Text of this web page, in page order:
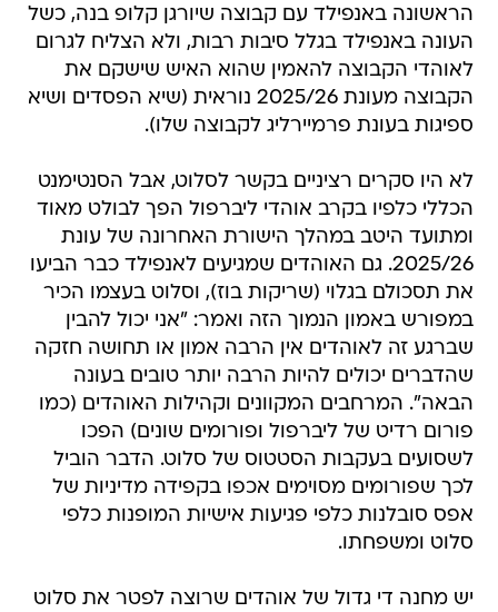
הראשונה באנפילד עם קבוצה שיורגן קלופ בנה, כשל
העונה באנפילד בגלל סיבות רבות, ולא הצליח לגרום
לאוהדי הקבוצה להאמין שהוא האיש שישקם את
הקבוצה מעונת 2025/26 נוראית (שיא הפסדים ושיא
ספיגות בעונת פרמיירליג לקבוצה שלו).
לא היו סקרים רציניים בקשר לסלוט, אבל הסנטימנט
הכללי כלפיו בקרב אוהדי ליברפול הפך לבולט מאוד
ומתועד היטב במהלך הישורת האחרונה של עונת
2025/26. גם האוהדים שמגיעים לאנפילד כבר הביעו
את תסכולם בגלוי (שריקות בוז), וסלוט בעצמו הכיר
במפורש באמון הנמוך הזה ואמר: "אני יכול להבין
שברגע זה לאוהדים אין הרבה אמון או תחושה חזקה
שהדברים יכולים להיות הרבה יותר טובים בעונה
הבאה". המרחבים המקוונים וקהילות האוהדים (כמו
פורום רדיט של ליברפול ופורומים שונים) הפכו
לשסועים בעקבות הסטטוס של סלוט. הדבר הוביל
לכך שפורומים מסוימים אכפו בקפידה מדיניות של
אפס סובלנות כלפי פגיעות אישיות המופנות כלפי
סלוט ומשפחתו.
יש מחנה די גדול של אוהדים שרוצה לפטר את סלוט